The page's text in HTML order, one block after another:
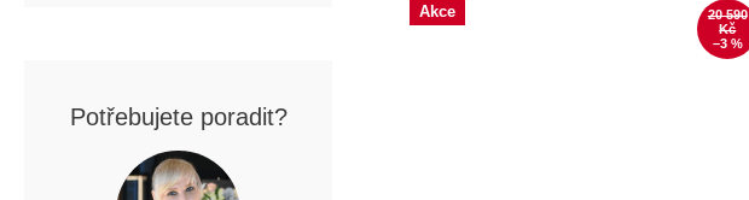
Potřebujete poradit?
Akce
20 590
Kč
–3 %